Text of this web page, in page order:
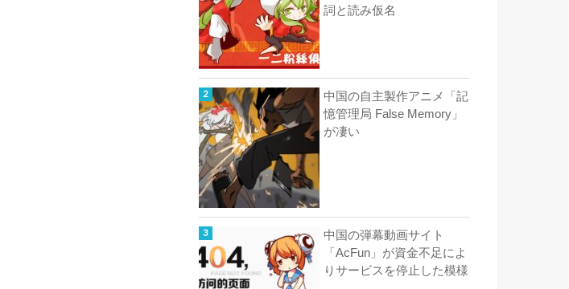
詞と読み仮名
中国の自主製作アニメ「記
憶管理局 False Memory」
が凄い
中国の弾幕動画サイト
「AcFun」が資金不足によ
りサービスを停止した模様